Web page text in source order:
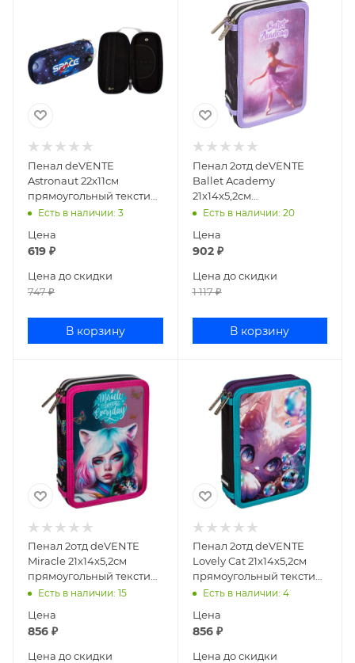
Пенал deVENTE
Astronaut 22x11см
прямоугольный текстиль
7010348
Есть в наличии: 3
Цена
619 ₽
Цена до скидки
747₽
В корзину
Пенал 2отд deVENTE
Ballet Academy
21x14x5,2см
прямоугольный 7012500
Есть в наличии: 20
Цена
902₽
Цена до скидки
1 117₽
В корзину
Пенал 2отд deVENTE
Miracle 21x14x5,2см
прямоугольный текстиль
7012410
Есть в наличии: 15
Цена
856 ₽
Цена до скидки
Пенал 2отд deVENTE
Lovely Cat 21x14x5,2см
прямоугольный текстиль
7012414
Есть в наличии: 4
Цена
856₽
Цена до скидки